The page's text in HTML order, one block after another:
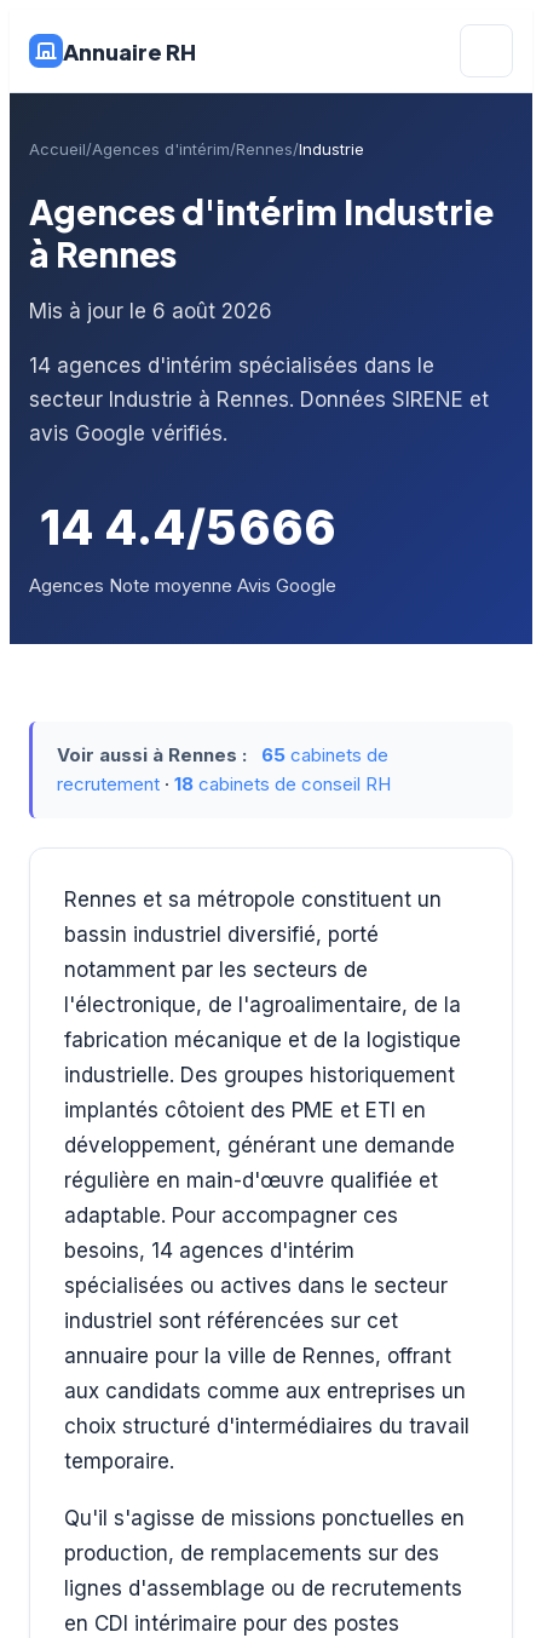
Annuaire RH
Accueil Agences d'intérim Rennes Industrie
Agences d'intérim Industrie
à Rennes
Mis à jour le 6 août 2026
14 agences d'intérim spécialisées dans le
secteur Industrie à Rennes. Données SIRENE et
avis Google vérifiés.
14
Agences
4.4/5
Note moyenne
666
Avis Google
Voir aussi à Rennes : 65 cabinets de
recrutement · 18 cabinets de conseil RH
Rennes et sa métropole constituent un
bassin industriel diversifié, porté
notamment par les secteurs de
l'électronique, de l'agroalimentaire, de la
fabrication mécanique et de la logistique
industrielle. Des groupes historiquement
implantés côtoient des PME et ETI en
développement, générant une demande
régulière en main-d'œuvre qualifiée et
adaptable. Pour accompagner ces
besoins, 14 agences d'intérim
spécialisées ou actives dans le secteur
industriel sont référencées sur cet
annuaire pour la ville de Rennes, offrant
aux candidats comme aux entreprises un
choix structuré d'intermédiaires du travail
temporaire.
Qu'il s'agisse de missions ponctuelles en
production, de remplacements sur des
lignes d'assemblage ou de recrutements
en CDI intérimaire pour des postes